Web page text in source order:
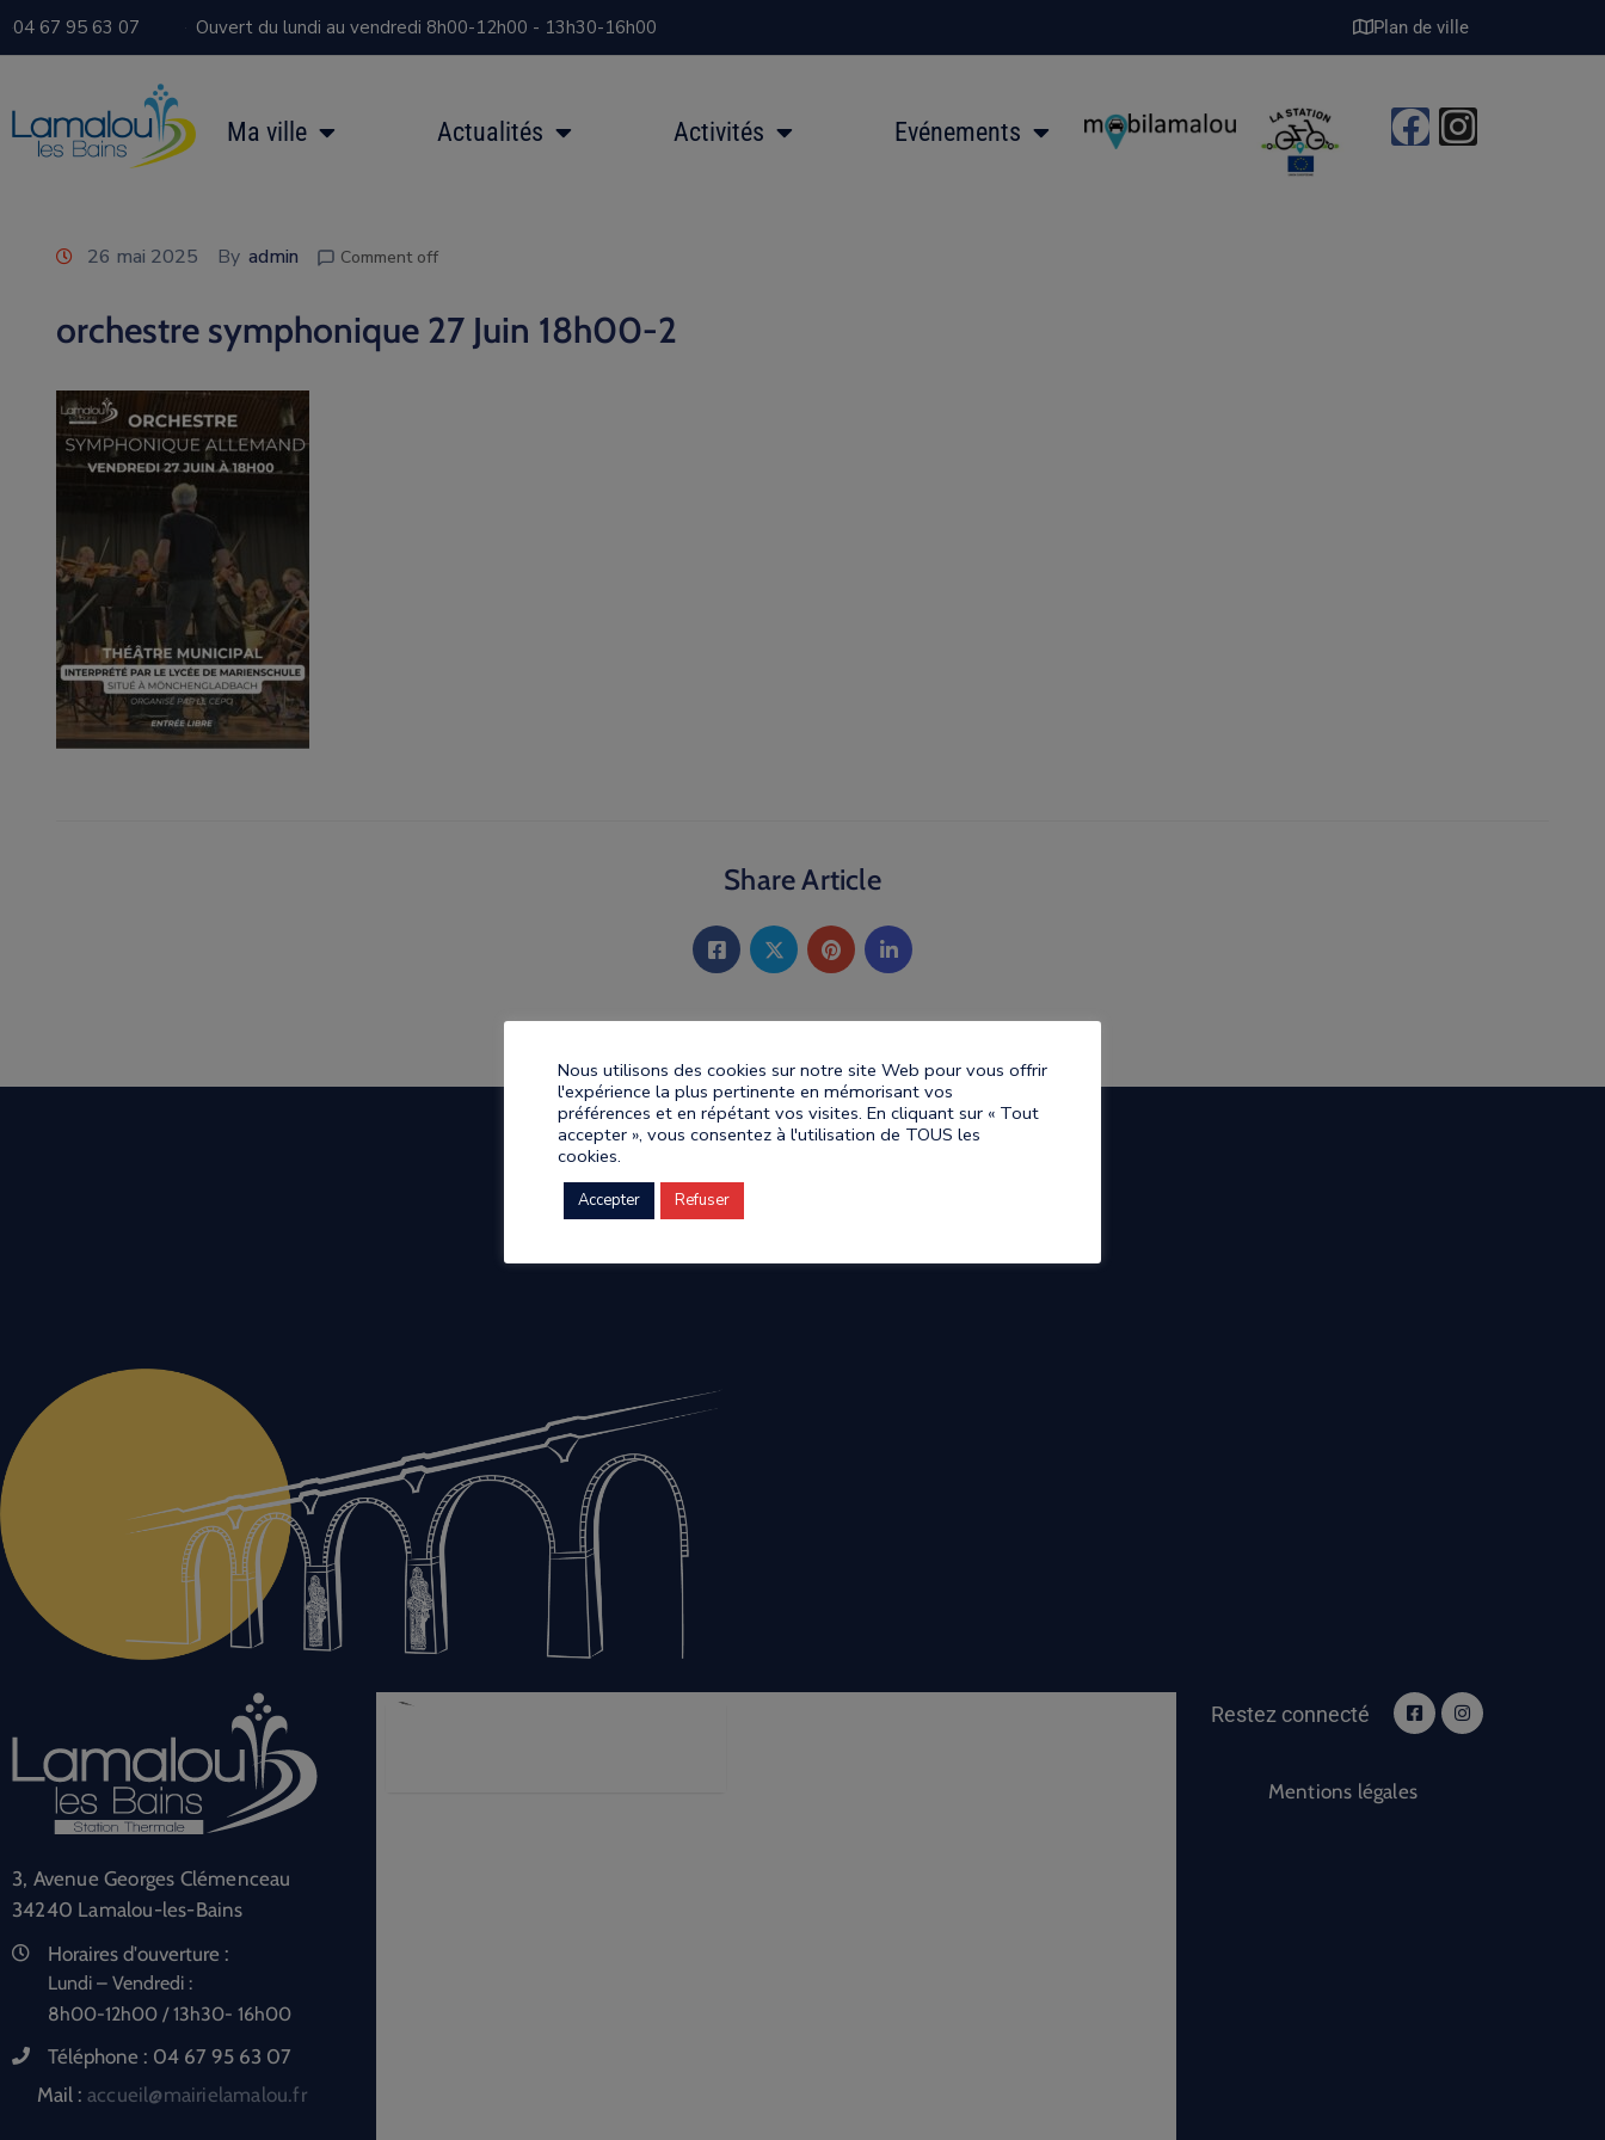
04 67 95 63 07 Ouvert du lundi au vendredi 8h00-12h00 - 13h30-16h00 Plan de ville
Ma ville Actualités Activités Evénements
26 mai 2025 By admin Comment off
orchestre symphonique 27 Juin 18h00-2
Share Article
3, Avenue Georges Clémenceau
34240 Lamalou-les-Bains
Horaires d'ouverture :
Lundi – Vendredi :
8h00-12h00 / 13h30- 16h00
Téléphone : 04 67 95 63 07
Mail : accueil@mairielamalou.fr
Restez connecté
Mentions légales
Nous utilisons des cookies sur notre site Web pour vous offrir
l'expérience la plus pertinente en mémorisant vos
préférences et en répétant vos visites. En cliquant sur « Tout
accepter », vous consentez à l'utilisation de TOUS les
cookies.
Accepter Refuser